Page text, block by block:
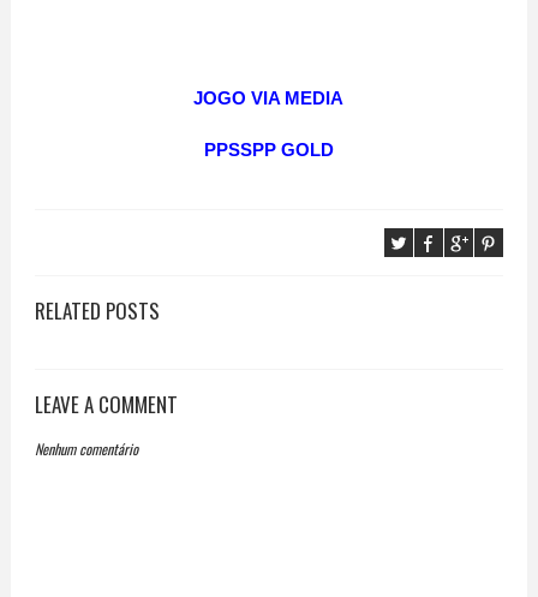
JOGO VIA MEDIA
PPSSPP GOLD
RELATED POSTS
LEAVE A COMMENT
Nenhum comentário